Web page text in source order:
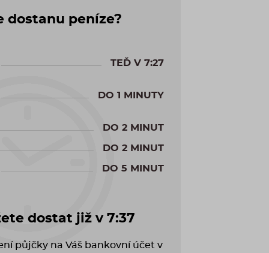
dostanu peníze?
TEĎ V 7:27
DO 1 MINUTY
DO 2 MINUT
DO 2 MINUT
DO 5 MINUT
dostat již v 7:37
půjčky na Váš bankovní účet v